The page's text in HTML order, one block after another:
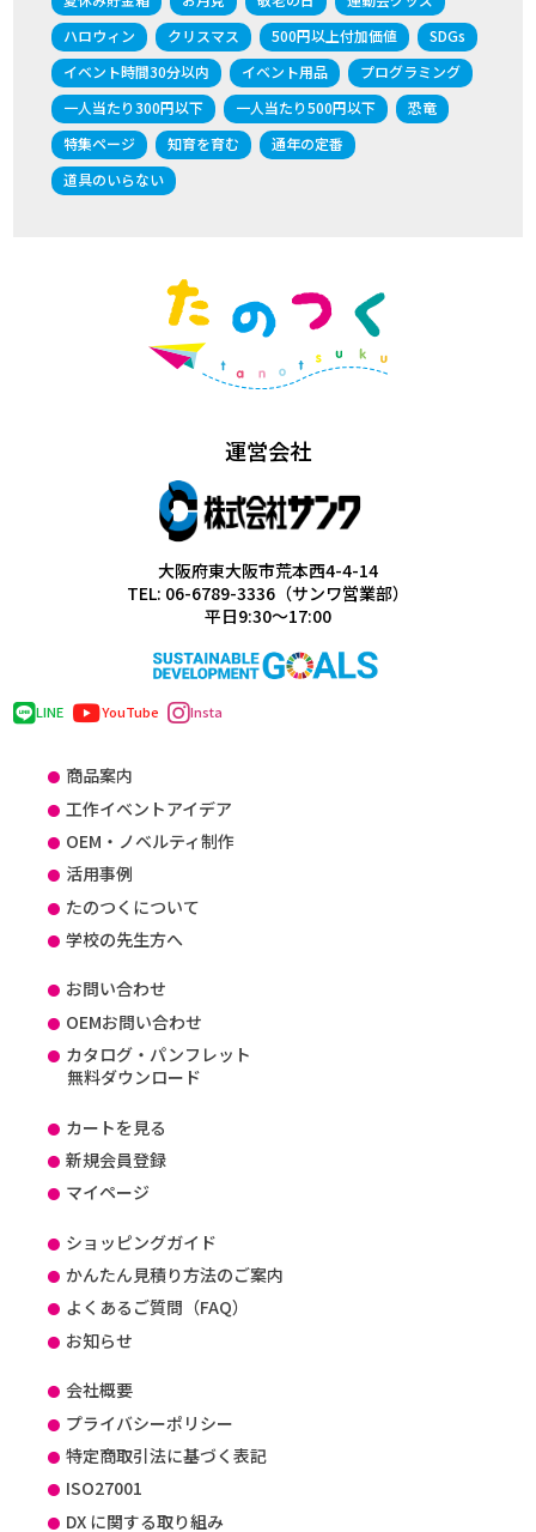
ハロウィン
クリスマス 500円以上付加価値
SDGs
イベント時間30分以内
イベント用品
プログラミング
一人当たり300円以下
一人当たり500円以下
恐竜
特集ページ
知育を育む
通年の定番
道具のいらない
運営会社
大阪府東大阪市荒本西4-4-14
TEL: 06-6789-3336（サンワ営業部）
平日9:30～17:00
LINE YouTube Insta
商品案内
工作イベントアイデア
OEM・ノベルティ制作
活用事例
たのつくについて
学校の先生方へ
お問い合わせ
OEMお問い合わせ
カタログ・パンフレット
無料ダウンロード
カートを見る
新規会員登録
マイページ
ショッピングガイド
かんたん見積り方法のご案内
よくあるご質問（FAQ）
お知らせ
会社概要
プライバシーポリシー
特定商取引法に基づく表記
ISO27001
DX に関する取り組み